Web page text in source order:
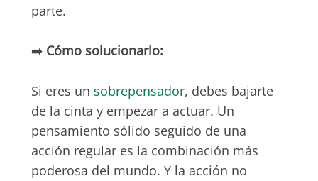
parte.
➡️ Cómo solucionarlo:
Si eres un sobrepensador, debes bajarte
de la cinta y empezar a actuar. Un
pensamiento sólido seguido de una
acción regular es la combinación más
poderosa del mundo. Y la acción no